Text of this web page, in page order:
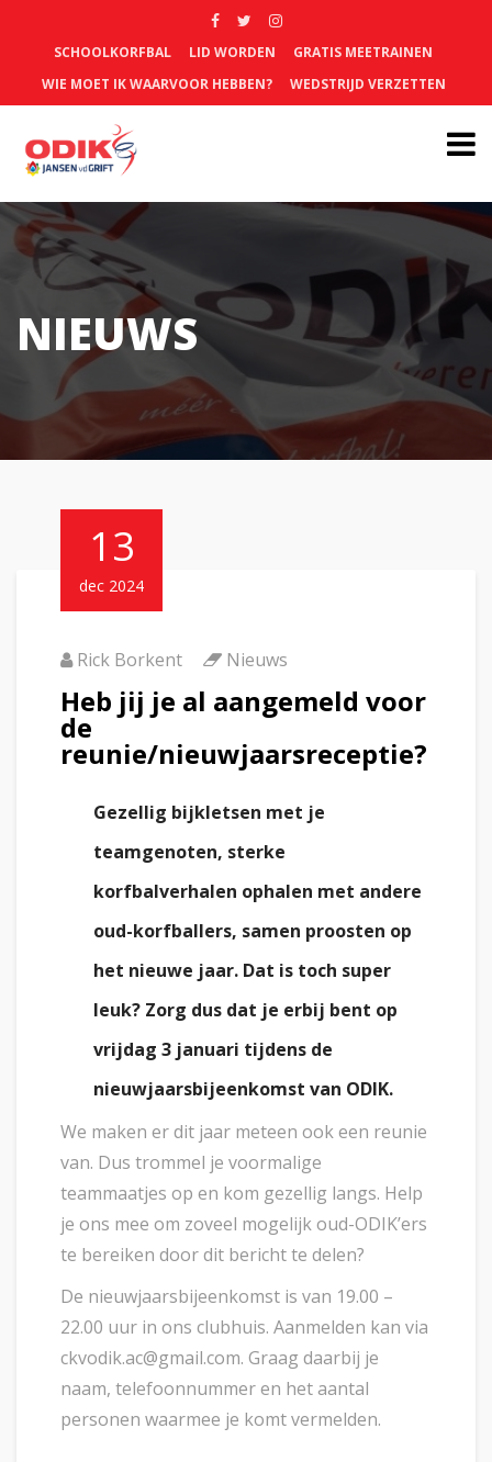
SCHOOLKORFBAL LID WORDEN
GRATIS MEETRAINEN
WIE MOET IK WAARVOOR HEBBEN?
WEDSTRIJD VERZETTEN
NIEUWS
13
dec 2024
Rick Borkent Nieuws
Heb jij je al aangemeld voor
de
reunie/nieuwjaarsreceptie?
Gezellig bijkletsen met je
teamgenoten, sterke
korfbalverhalen ophalen met andere
oud-korfballers, samen proosten op
het nieuwe jaar. Dat is toch super
leuk? Zorg dus dat je erbij bent op
vrijdag 3 januari tijdens de
nieuwjaarsbijeenkomst van ODIK.
We maken er dit jaar meteen ook een reunie
van. Dus trommel je voormalige
teammaatjes op en kom gezellig langs. Help
je ons mee om zoveel mogelijk oud-ODIK’ers
te bereiken door dit bericht te delen?
De nieuwjaarsbijeenkomst is van 19.00 –
22.00 uur in ons clubhuis. Aanmelden kan via
ckvodik.ac@gmail.com. Graag daarbij je
naam, telefoonnummer en het aantal
personen waarmee je komt vermelden.